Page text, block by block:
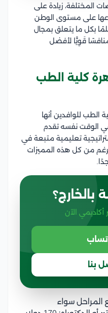
المختلفة، زيادة على
على مستوى الوطن
بكل ما يتعلق بمجال
قَوِيًّا لأفضل
كلية الطب
الطب للوافدين أنها
الوقت نفسه تقدم
تعليمية متبعة في
من كل هذه المميزات
بالخارج؟
الآن
بنا
المراحل سواء